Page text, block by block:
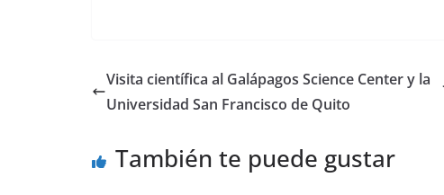
Visita científica al Galápagos Science Center y la
Universidad San Francisco de Quito
También te puede gustar